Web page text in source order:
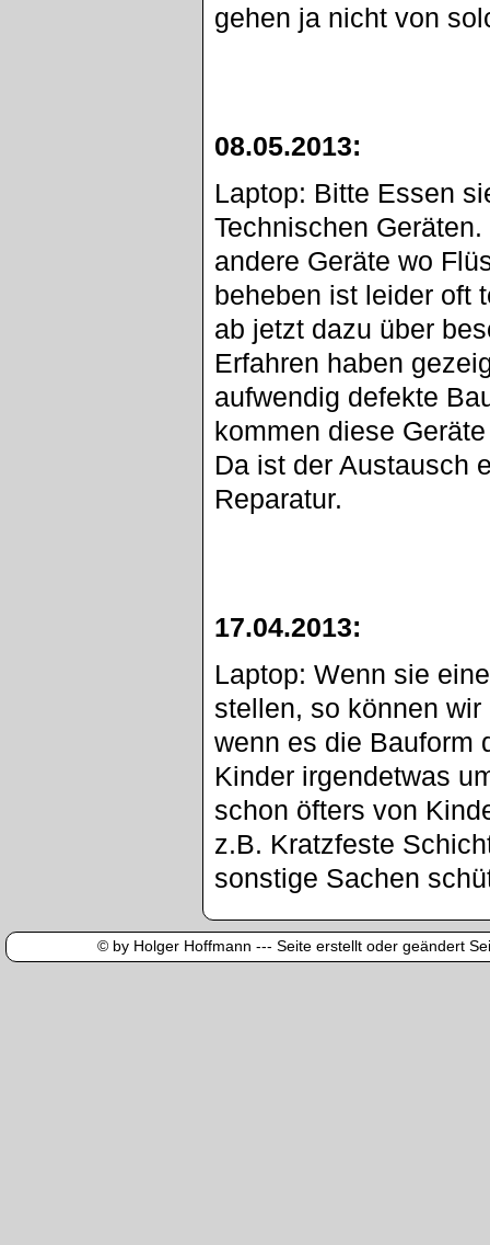
gehen ja nicht von
08.05.2013:
Laptop: Bitte Essen
Technischen
andere Geräte wo
beheben ist leider oft
ab jetzt dazu über
Erfahren haben
aufwendig defekte
kommen diese
Da ist der Austausch
Reparatur.
17.04.2013:
Laptop: Wenn sie
stellen, so können
wenn es die Bauform
Kinder irgendetwas
schon öfters von
z.B. Kratzfeste
sonstige Sachen
© by Holger Hoffmann --- Seite erstellt oder geändert